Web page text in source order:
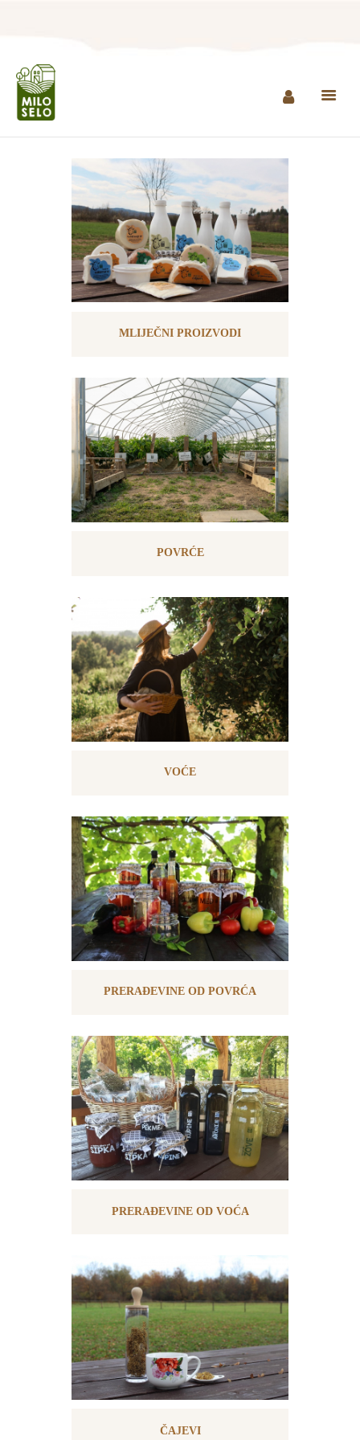
PROIZVODI
AGROTURIZAM I
RESTORAN
MINI ZOO
KONTAKT
MLIJEČNI PROIZVODI
POVRĆE
VOĆE
PRERAĐEVINE OD POVRĆA
PRERAĐEVINE OD VOĆA
ČAJEVI